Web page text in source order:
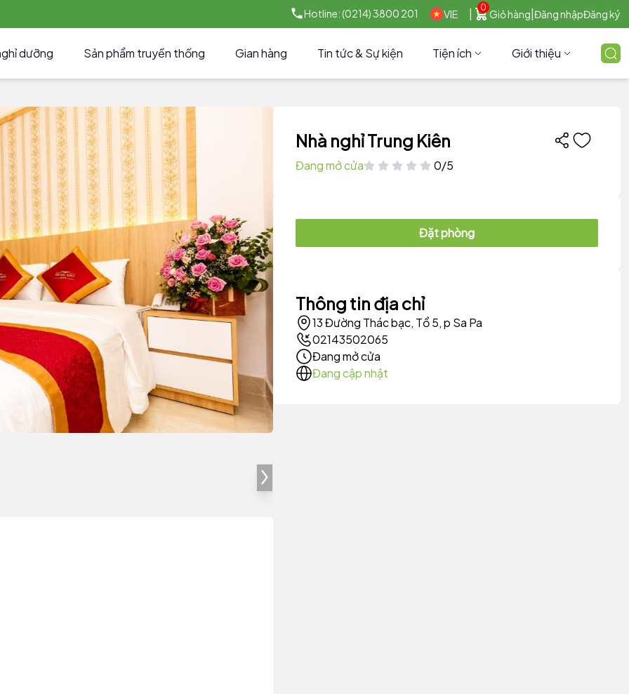
Hotline: (0214) 3800 201 VIE
0
Giỏ hàng Đăng nhậpĐăng ký
dưỡng Sản phẩm truyền thống Gian hàng Tin tức & Sự kiện Tiện ích Giới thiệu
Nhà nghỉ Trung Kiên
Đang mở cửa 0/5
Đặt phòng
Thông tin địa chỉ
13 Đường Thác bạc, Tổ 5, p Sa Pa
02143502065
Đang mở cửa
Đang cập nhật